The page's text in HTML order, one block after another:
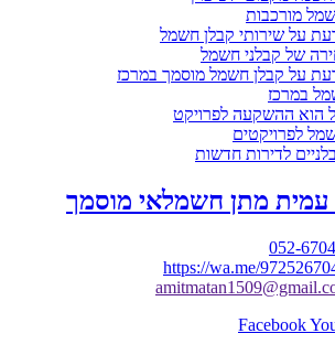
מורכבות
על שירותי קבלן חשמל
של קבלני חשמל
על קבלן חשמל מוסמך במרכז
במרכז
הוא ההשקעה לפרויקט
לפרויקטים
לדירות חדשות
מתן חשמלאי מוסמך
Facebook